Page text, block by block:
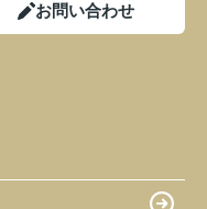
お問い合わせ